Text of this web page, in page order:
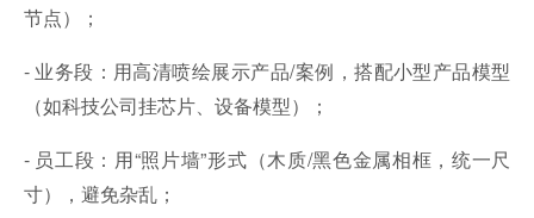
节点）；
- 业务段：用高清喷绘展示产品/案例，搭配小型产品模型
（如科技公司挂芯片、设备模型）；
- 员工段：用“照片墙”形式（木质/黑色金属相框，统一尺
寸），避免杂乱；